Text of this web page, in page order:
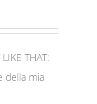
THAT:
della mia